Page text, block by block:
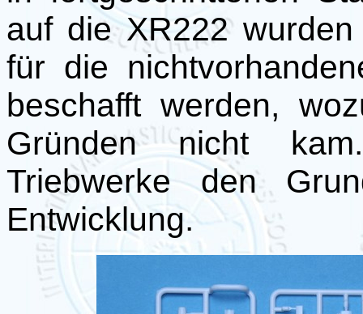
auf die XR222
für die
beschafft werden,
Gründen nicht
Triebwerke den
Entwicklung.